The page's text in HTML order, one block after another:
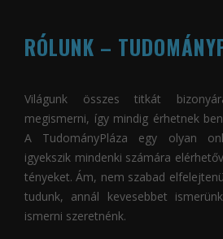
RÓLUNK –
Világunk összes titkát
megismerni, így mindig érhetnek
A TudományPláza egy olyan
igyekszik mindenki számára
tényeket. Ám, nem szabad
tudunk, annál kevesebbet
ismerni szeretnénk.